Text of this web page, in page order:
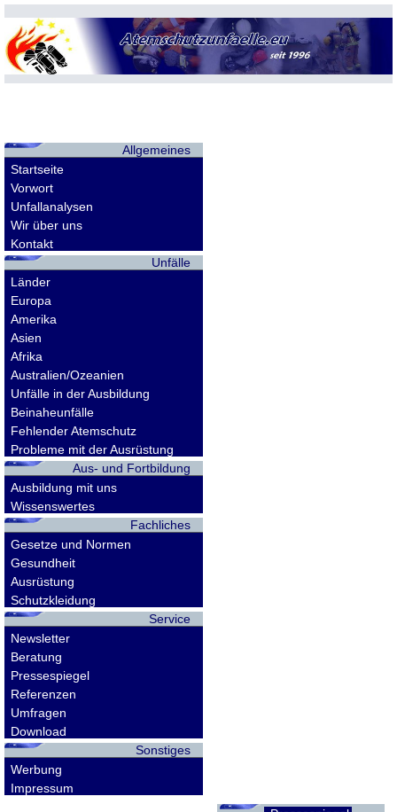
Allgemeines
Startseite
Vorwort
Unfallanalysen
Wir über uns
Kontakt
Unfälle
Länder
Europa
Amerika
Asien
Afrika
Australien/Ozeanien
Unfälle in der Ausbildung
Beinaheunfälle
Fehlender Atemschutz
Probleme mit der Ausrüstung
Aus- und Fortbildung
Ausbildung mit uns
Wissenswertes
Fachliches
Gesetze und Normen
Gesundheit
Ausrüstung
Schutzkleidung
Service
Newsletter
Beratung
Pressespiegel
Referenzen
Umfragen
Download
Sonstiges
Werbung
Impressum